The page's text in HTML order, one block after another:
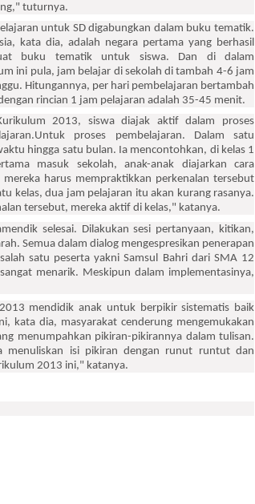
tuturnya.
untuk SD digabungkan dalam buku tematik.
kata dia, adalah negara pertama yang berhasil
buku tematik untuk siswa. Dan di dalam
ini pula, jam belajar di sekolah di tambah 4-6 jam
Hitungannya, per hari pembelajaran bertambah
rincian 1 jam pelajaran adalah 35-45 menit.
2013, siswa diajak aktif dalam proses
proses pembelajaran. Dalam satu
hingga satu bulan. Ia mencontohkan, di kelas 1
masuk sekolah, anak-anak diajarkan cara
harus mempraktikkan perkenalan tersebut
kelas, dua jam pelajaran itu akan kurang rasanya.
tersebut, mereka aktif di kelas," katanya.
selesai. Dilakukan sesi pertanyaan, kitikan,
Semua dalam dialog mengespresikan penerapan
satu peserta yakni Samsul Bahri dari SMA 12
menarik. Meskipun dalam implementasinya,
mendidik anak untuk berpikir sistematis baik
kata dia, masyarakat cenderung mengemukakan
menumpahkan pikiran-pikirannya dalam tulisan.
menuliskan isi pikiran dengan runut runtut dan
2013 ini," katanya.